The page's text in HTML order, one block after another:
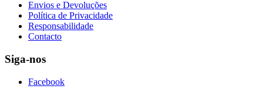
Envios e Devoluções
Política de Privacidade
Responsabilidade
Contacto
Siga-nos
Facebook